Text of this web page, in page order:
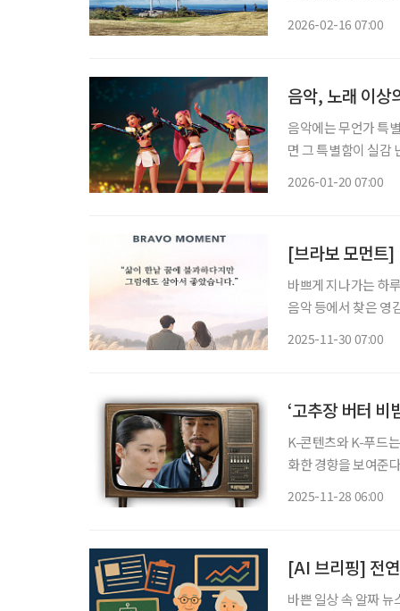
2026-02-16 07:00
음악, 노래 이상
음악에는 무언가 특
면 그 특별함이 실감
2026-01-20 07:00
바쁘게 지나가는 하
음악 등에서 찾은 영감의 한
2025-11-30 07:00
‘고추장 버터 비
K-콘텐츠와 K-푸드
화한 경향을 보여준
2025-11-28 06:00
[AI 브리핑] 전
바쁜 일상 속 알짜